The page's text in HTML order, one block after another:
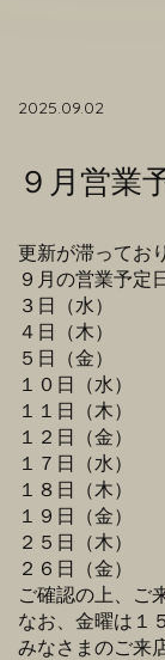
2025.09.02
９月営業
更新が滞ってお
９月の営業予定
３日（水）
４日（木）
５日（金）
１０日（水）
１１日（木）
１２日（金）
１７日（水）
１８日（木）
１９日（金）
２５日（木）
２６日（金）
ご確認の上、ご
なお、金曜は１
みなさまのご来